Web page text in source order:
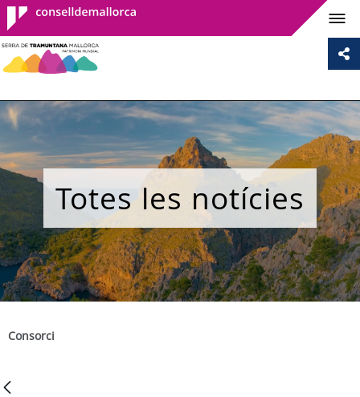
Consell de
Mallorca
Totes les notícies
Consorci